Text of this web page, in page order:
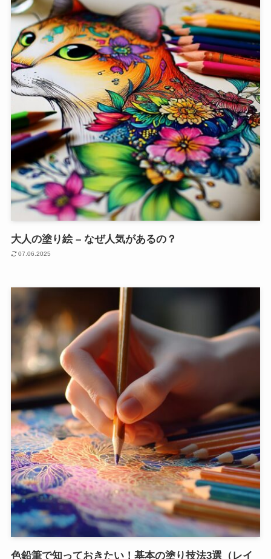
大人の塗り絵 – なぜ人気があるの？
07.06.2025
色鉛筆で知っておきたい！基本の塗り技法3選（レイ